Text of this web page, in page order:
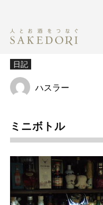
日記
ハスラー
ミニボトル